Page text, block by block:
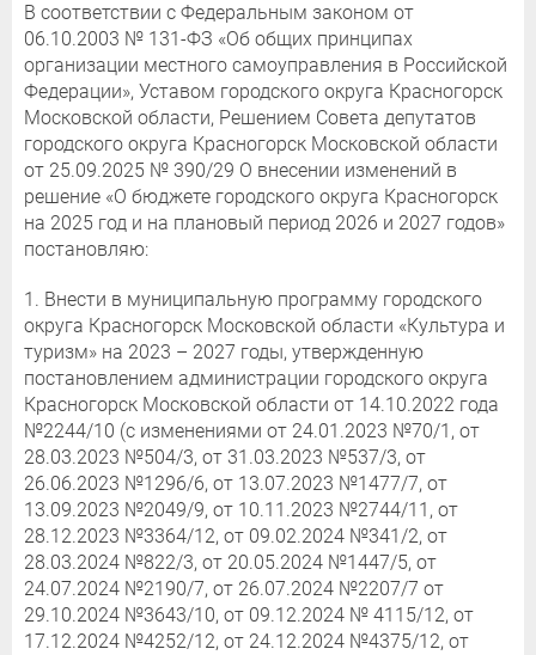
В соответствии с Федеральным законом от
06.10.2003 № 131-ФЗ «Об общих принципах
организации местного самоуправления в Российской
Федерации», Уставом городского округа Красногорск
Московской области, Решением Совета депутатов
городского округа Красногорск Московской области
от 25.09.2025 № 390/29 О внесении изменений в
решение «О бюджете городского округа Красногорск
на 2025 год и на плановый период 2026 и 2027 годов»
постановляю:
1. Внести в муниципальную программу городского
округа Красногорск Московской области «Культура и
туризм» на 2023 – 2027 годы, утвержденную
постановлением администрации городского округа
Красногорск Московской области от 14.10.2022 года
№2244/10 (с изменениями от 24.01.2023 №70/1, от
28.03.2023 №504/3, от 31.03.2023 №537/3, от
26.06.2023 №1296/6, от 13.07.2023 №1477/7, от
13.09.2023 №2049/9, от 10.11.2023 №2744/11, от
28.12.2023 №3364/12, от 09.02.2024 №341/2, от
28.03.2024 №822/3, от 20.05.2024 №1447/5, от
24.07.2024 №2190/7, от 26.07.2024 №2207/7 от
29.10.2024 №3643/10, от 09.12.2024 № 4115/12, от
17.12.2024 №4252/12, от 24.12.2024 №4375/12, от